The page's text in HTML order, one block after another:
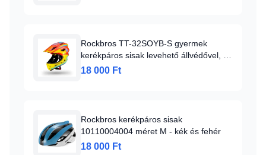
Rockbros TT-32SOYB-S gyermek
kerékpáros sisak levehető állvédővel, S
méret - sárga-narancs
18 000 Ft
Rockbros kerékpáros sisak
10110004004 méret M - kék és fehér
18 000 Ft